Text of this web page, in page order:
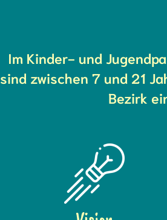
Im Kinder- und
sind zwischen 7 und 21
Bezirk